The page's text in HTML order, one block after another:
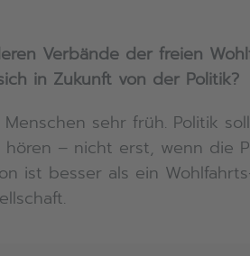
Verbände der freien
in Zukunft von der Politik?
sehr früh. Politik
– nicht erst, wenn die
ist besser als ein